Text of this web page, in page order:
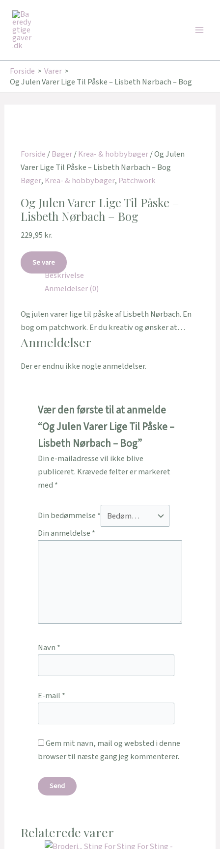
indholdet
Forside
Varer
Og Julen Varer Lige Til Påske – Lisbeth Nørbach – Bog
Forside/Bøger/Krea- & hobbybøger/ Og Julen
Varer Lige Til Påske – Lisbeth Nørbach – Bog
Bøger, Krea- & hobbybøger, Patchwork
Og Julen Varer Lige Til Påske –
Lisbeth Nørbach – Bog
229,95 kr.
Se vare
Beskrivelse
Anmeldelser (0)
Og julen varer lige til påske af Lisbeth Nørbach. En
bog om patchwork. Er du kreativ og ønsker at…
Anmeldelser
Der er endnu ikke nogle anmeldelser.
Vær den første til at anmelde
“Og Julen Varer Lige Til Påske –
Lisbeth Nørbach – Bog”
Din e-mailadresse vil ikke blive
publiceret. Krævede felter er markeret
med *
Din bedømmelse *
Din anmeldelse *
Navn *
E-mail *
Gem mit navn, mail og websted i denne
browser til næste gang jeg kommenterer.
Relaterede varer